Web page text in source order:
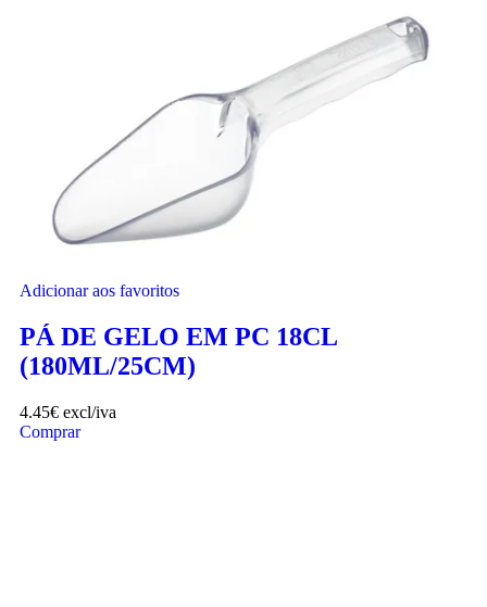
Adicionar aos favoritos
PÁ DE GELO EM PC 18CL
(180ML/25CM)
4.45€ excl/iva
Comprar